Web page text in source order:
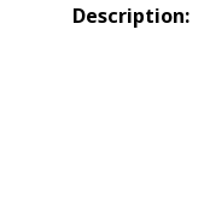
Description: